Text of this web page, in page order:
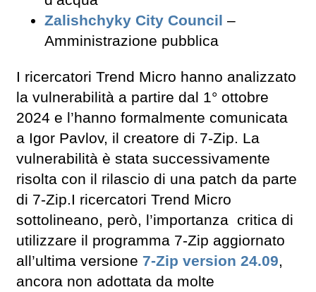
Zalishchyky City Council –
Amministrazione pubblica
I ricercatori Trend Micro hanno analizzato
la vulnerabilità a partire dal 1° ottobre
2024 e l’hanno formalmente comunicata
a Igor Pavlov, il creatore di 7-Zip. La
vulnerabilità è stata successivamente
risolta con il rilascio di una patch da parte
di 7-Zip.I ricercatori Trend Micro
sottolineano, però, l’importanza critica di
utilizzare il programma 7-Zip aggiornato
all’ultima versione 7-Zip version 24.09,
ancora non adottata da molte